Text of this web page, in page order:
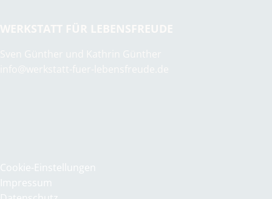
Cookie-Einstellungen
Impressum